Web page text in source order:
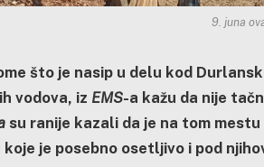
9. juna
što je nasip u delu kod
vodova, iz EMS-a kažu da nije
su ranije kazali da je na tom
koje je posebno osetljivo i pod